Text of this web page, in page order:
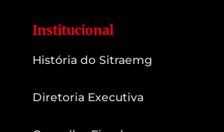
Institucional
História do Sitraemg
Diretoria Executiva